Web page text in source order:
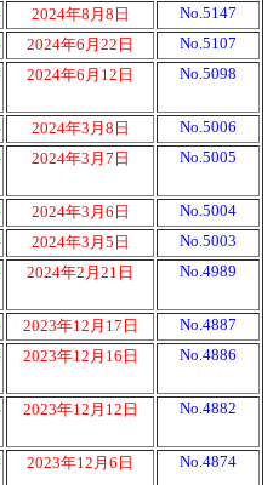
2024年8月8日 No.5147
2024年6月22日 No.5107
2024年6月12日 No.5098
2024年3月8日 No.5006
2024年3月7日 No.5005
2024年3月6日 No.5004
2024年3月5日 No.5003
2024年2月21日 No.4989
2023年12月17日 No.4887
2023年12月16日 No.4886
2023年12月12日 No.4882
2023年12月6日 No.4874